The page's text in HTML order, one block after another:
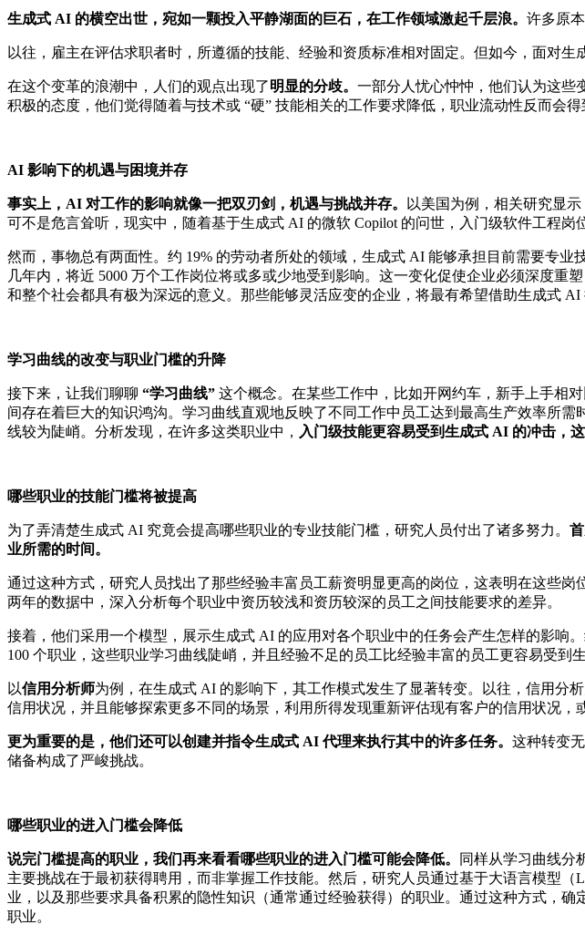
生成式 AI 的横空出世，宛如一颗投入平静湖面的巨石，在工作领域激起千层浪。 许多原
以往，雇主在评估求职者时，所遵循的技能、经验和资质标准相对固定。但如今，面对生
在这个变革的浪潮中，人们的观点出现了明显的分歧。 一部分人忧心忡忡，他们认为这些
积极的态度，他们觉得随着与技术或 “硬” 技能相关的工作要求降低，职业流动性反而会
AI 影响下的机遇与困境并存
事实上，AI 对工作的影响就像一把双刃剑，机遇与挑战并存。
以美国为例，相关研究显
可不是危言耸听，现实中，随着基于生成式 AI 的微软 Copilot 的问世，入门级软件工程岗
然而，事物总有两面性。约 19% 的劳动者所处的领域，生成式 AI 能够承担目前需要专
几年内，将近 5000 万个工作岗位将或多或少地受到影响。这一变化促使企业必须深度
和整个社会都具有极为深远的意义。那些能够灵活应变的企业，将最有希望借助生成式
学习曲线的改变与职业门槛的升降
接下来，让我们聊聊 “学习曲线” 这个概念。在某些工作中，比如开网约车，新手上手相
间存在着巨大的知识鸿沟。学习曲线直观地反映了不同工作中员工达到最高生产效率所
线较为陡峭。分析发现，在许多这类职业中， 入门级技能更容易受到生成式 AI 的冲击，
哪些职业的技能门槛将被提高
为了弄清楚生成式 AI 究竟会提高哪些职业的专业技能门槛，研究人员付出了诸多努力。
业所需的时间。
通过这种方式，研究人员找出了那些经验丰富员工薪资明显更高的岗位，这表明在这些
两年的数据中，深入分析每个职业中资历较浅和资历较深的员工之间技能要求的差异。
接着，他们采用一个模型，展示生成式 AI 的应用对各个职业中的任务会产生怎样的影
100 个职业，这些职业学习曲线陡峭，并且经验不足的员工比经验丰富的员工更容易受到
以信用分析师为例，在生成式 AI 的影响下，其工作模式发生了显著转变。以往，信用分
信用状况，并且能够探索更多不同的场景，利用所得发现重新评估现有客户的信用状况，
更为重要的是，他们还可以创建并指令生成式 AI 代理来执行其中的许多任务。 这种转变
储备构成了严峻挑战。
哪些职业的进入门槛会降低
说完门槛提高的职业，我们再来看看哪些职业的进入门槛可能会降低。
同样从学习曲线分
主要挑战在于最初获得聘用，而非掌握工作技能。然后，研究人员通过基于大语言模型
业，以及那些要求具备积累的隐性知识（通常通过经验获得）的职业。通过这种方式，
职业。